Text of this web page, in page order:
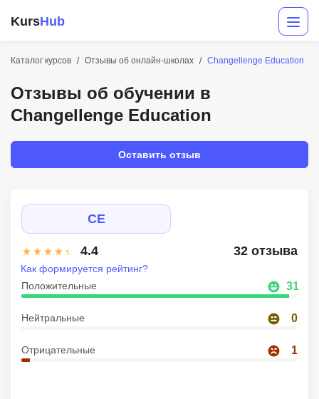
KursHub
Каталог курсов Отзывы об онлайн-школах Changellenge Education
Отзывы об обучении в
Changellenge Education
Оставить отзыв
CE
4.4 32 отзыва
Положительные 31
Нейтральные 0
Отрицательные 1
Как формируется рейтинг?
Маркетинг
Дизайн
Аналитика
Soft Skills